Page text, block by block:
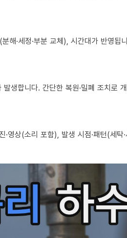
해·세정·부분 교체), 시간대가 반영됩
생합니다. 간단한 복원·밀폐 조치로
·영상(소리 포함), 발생 시점·패턴(세